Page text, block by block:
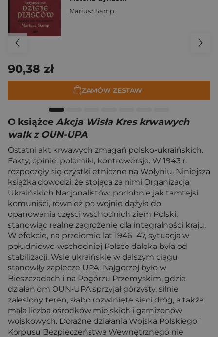
Mariusz Samp
90,38 zł
ZAMÓW ZESTAW
O książce Akcja Wisła Kres krwawych
walk z OUN-UPA
Ostatni akt krwawych zmagań polsko-ukraińskich.
Fakty, opinie, polemiki, kontrowersje. W 1943 r.
rozpoczęły się czystki etniczne na Wołyniu. Niniejsza
książka dowodzi, że stojąca za nimi Organizacja
Ukraińskich Nacjonalistów, podobnie jak tamtejsi
komuniści, również po wojnie dążyła do
opanowania części wschodnich ziem Polski,
stanowiąc realne zagrożenie dla integralności kraju.
W efekcie, na przełomie lat 1946–47, sytuacja w
południowo-wschodniej Polsce daleka była od
stabilizacji. Wsie ukraińskie w dalszym ciągu
stanowiły zaplecze UPA. Najgorzej było w
Bieszczadach i na Pogórzu Przemyskim, gdzie
działaniom OUN-UPA sprzyjał górzysty, silnie
zalesiony teren, słabo rozwinięte sieci dróg, a także
mała liczba ośrodków miejskich i garnizonów
wojskowych. Doraźne działania Wojska Polskiego i
Korpusu Bezpieczeństwa Wewnętrznego nie